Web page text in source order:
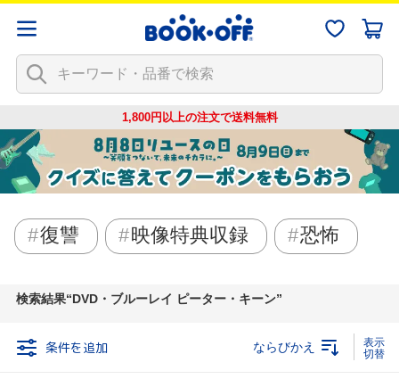
1,800円以上の注文で送料無料
復讐 映像特典収録 恐怖
検索結果 DVD・ブルーレイ ピーター・キーン
条件を追加 ならびかえ